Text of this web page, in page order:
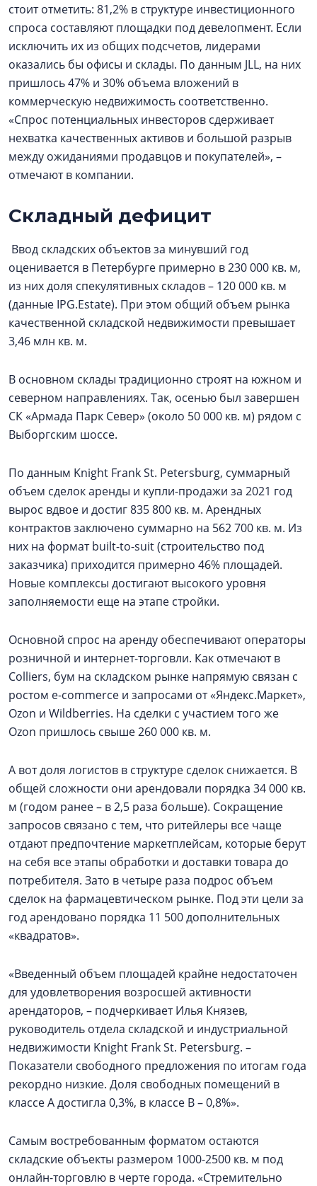
стоит отметить: 81,2% в структуре инвестиционного
спроса составляют площадки под девелопмент. Если
исключить их из общих подсчетов, лидерами
оказались бы офисы и склады. По данным JLL, на них
пришлось 47% и 30% объема вложений в
коммерческую недвижимость соответственно.
«Спрос потенциальных инвесторов сдерживает
нехватка качественных активов и большой разрыв
между ожиданиями продавцов и покупателей», –
отмечают в компании.
Складный дефицит
Ввод складских объектов за минувший год
оценивается в Петербурге примерно в 230 000 кв. м,
из них доля спекулятивных складов – 120 000 кв. м
(данные IPG.Estate). При этом общий объем рынка
качественной складской недвижимости превышает
3,46 млн кв. м.
В основном склады традиционно строят на южном и
северном направлениях. Так, осенью был завершен
СК «Армада Парк Север» (около 50 000 кв. м) рядом с
Выборгским шоссе.
По данным Knight Frank St. Petersburg, суммарный
объем сделок аренды и купли-продажи за 2021 год
вырос вдвое и достиг 835 800 кв. м. Арендных
контрактов заключено суммарно на 562 700 кв. м. Из
них на формат built-to-suit (строительство под
заказчика) приходится примерно 46% площадей.
Новые комплексы достигают высокого уровня
заполняемости еще на этапе стройки.
Основной спрос на аренду обеспечивают операторы
розничной и интернет-торговли. Как отмечают в
Colliers, бум на складском рынке напрямую связан с
ростом e-commerce и запросами от «Яндекс.Маркет»,
Ozon и Wildberries. На сделки с участием того же
Ozon пришлось свыше 260 000 кв. м.
А вот доля логистов в структуре сделок снижается. В
общей сложности они арендовали порядка 34 000 кв.
м (годом ранее – в 2,5 раза больше). Сокращение
запросов связано с тем, что ритейлеры все чаще
отдают предпочтение маркетплейсам, которые берут
на себя все этапы обработки и доставки товара до
потребителя. Зато в четыре раза подрос объем
сделок на фармацевтическом рынке. Под эти цели за
год арендовано порядка 11 500 дополнительных
«квадратов».
«Введенный объем площадей крайне недостаточен
для удовлетворения возросшей активности
арендаторов, – подчеркивает Илья Князев,
руководитель отдела складской и индустриальной
недвижимости Knight Frank St. Petersburg. –
Показатели свободного предложения по итогам года
рекордно низкие. Доля свободных помещений в
классе А достигла 0,3%, в классе В – 0,8%».
Самым востребованным форматом остаются
складские объекты размером 1000-2500 кв. м под
онлайн-торговлю в черте города. «Стремительно